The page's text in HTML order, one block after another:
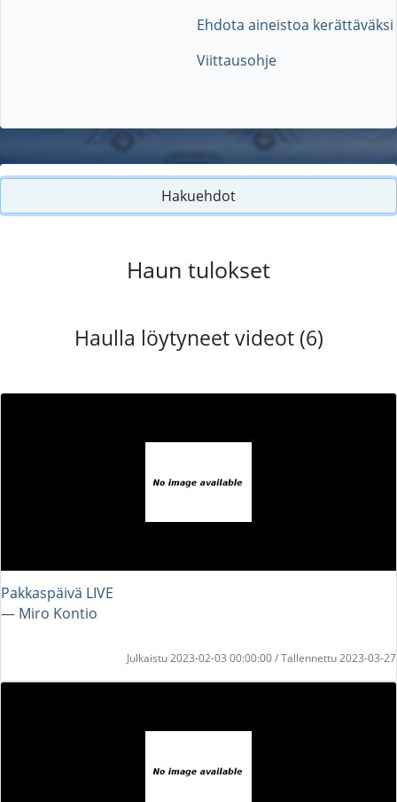
Ehdota aineistoa kerättäväksi
Viittausohje
Hakuehdot
Haun tulokset
Haulla löytyneet videot (6)
Pakkaspäivä LIVE
― Miro Kontio
Julkaistu 2023-02-03 00:00:00 / Tallennettu 2023-03-27